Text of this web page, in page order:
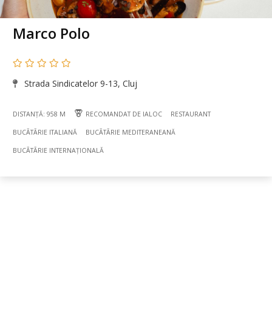
Marco Polo
Strada Sindicatelor 9-13, Cluj
DISTANȚĂ: 958 M RECOMANDAT DE IALOC RESTAURANT
BUCÃTÃRIE ITALIANĂ BUCÃTÃRIE MEDITERANEANĂ
BUCÃTÃRIE INTERNAȚIONALĂ